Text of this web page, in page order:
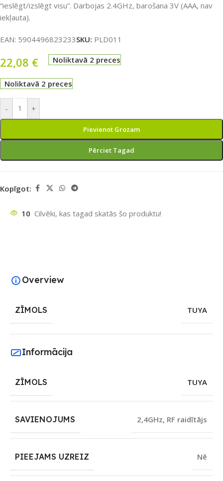
“ieslēgt/izslēgt visu”. Darbojas 2.4GHz, barošana 3V (AAA, nav
iekļauta).
EAN: 5904496823233SKU: PLD011
22,08 € Noliktavā 2 preces
Noliktavā 2 preces
- +
Pievienot Grozam
Pērciet Tagad
Kopīgot:
10 Cilvēki, kas tagad skatās šo produktu!
Overview
ZĪMOLS TUYA
Informācija
ZĪMOLS TUYA
SAVIENOJUMS 2,4GHz, RF raidītājs
PIEEJAMS UZREIZ Nē